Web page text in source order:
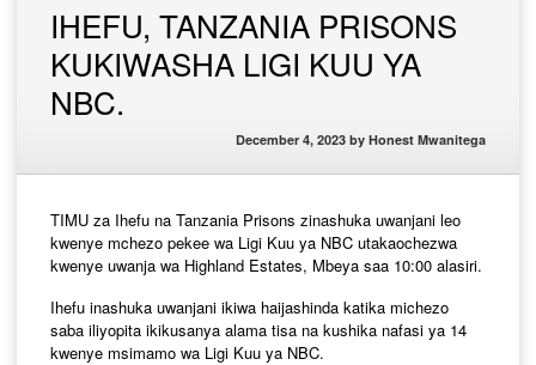
IHEFU, TANZANIA PRISONS
KUKIWASHA LIGI KUU YA
NBC.
December 4, 2023 by Honest Mwanitega
TIMU za Ihefu na Tanzania Prisons zinashuka uwanjani leo
kwenye mchezo pekee wa Ligi Kuu ya NBC utakaochezwa
kwenye uwanja wa Highland Estates, Mbeya saa 10:00 alasiri.
Ihefu inashuka uwanjani ikiwa haijashinda katika michezo
saba iliyopita ikikusanya alama tisa na kushika nafasi ya 14
kwenye msimamo wa Ligi Kuu ya NBC.